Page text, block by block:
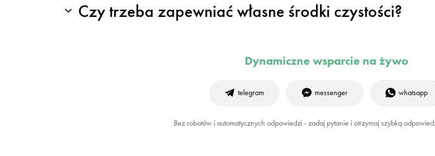
Czy trzeba zapewniać własne środki czystości?
Dynamiczne wsparcie na żywo
telegram messenger whatsapp
Bez robotów i automatycznych odpowiedzi - zadaj pytanie i otrzymaj szybką